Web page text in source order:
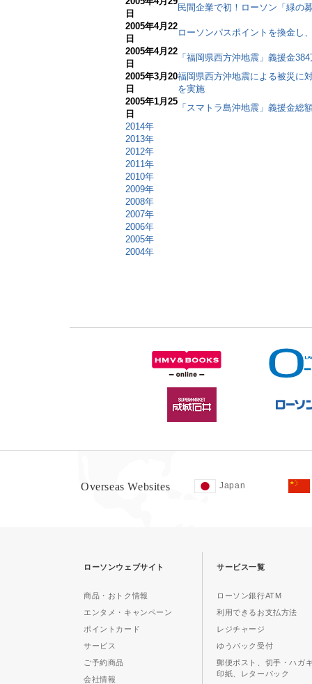
日
民間企業で初！ローソン「緑の
2005年4月22
日
ローソンパスポイントを換金し
2005年4月22
日
「福岡県西方沖地震」義援金
2005年3月20
日
福岡県西方沖地震による被災に
を実施
2005年1月25
日
「スマトラ島沖地震」義援金総
2014年
2013年
2012年
2011年
2010年
2009年
2008年
2007年
2006年
2005年
2004年
Overseas Websites Japan
ローソンウェブサイト
商品・おトク情報
エンタメ・キャンペーン
ポイントカード
サービス
ご予約商品
会社情報
サービス一覧
ローソン銀行ATM
利用できるお支払方法
レジチャージ
ゆうパック受付
郵便ポスト、切手・ハガ
印紙、レターパック